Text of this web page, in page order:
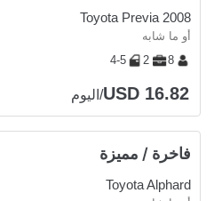
Toyota Previa 2008
أو ما شابه
8
2
4-5
USD 16.82/اليوم
فاخرة / مميزة
Toyota Alphard